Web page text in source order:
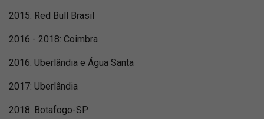
2015: Red Bull Brasil
2016 - 2018: Coimbra
2016: Uberlândia e Água Santa
2017: Uberlândia
2018: Botafogo-SP